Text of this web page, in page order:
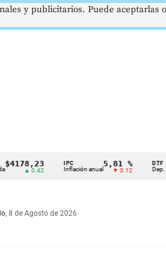
▲ 0.42 Inflación anual
5,81 %
▼ 0.12 Dep.
, 8 de Agosto de 2026
y publicitarios. Puede aceptarlas